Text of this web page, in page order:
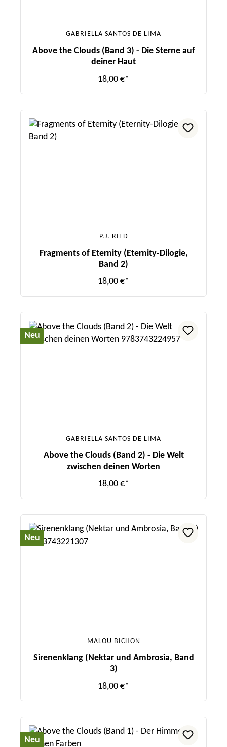
GABRIELLA SANTOS DE LIMA
Above the Clouds (Band 3) - Die Sterne auf
deiner Haut
18,00 €*
P.J. RIED
Fragments of Eternity (Eternity-Dilogie,
Band 2)
18,00 €*
Neu
GABRIELLA SANTOS DE LIMA
Above the Clouds (Band 2) - Die Welt
zwischen deinen Worten
18,00 €*
Neu
MALOU BICHON
Sirenenklang (Nektar und Ambrosia, Band
3)
18,00 €*
Neu